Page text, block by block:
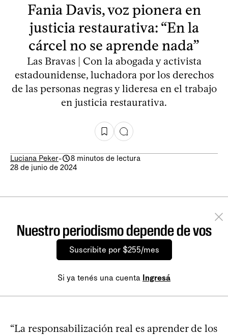
Fania Davis, voz pionera en
justicia restaurativa: “En la
cárcel no se aprende nada”
Las Bravas | Con la abogada y activista
estadounidense, luchadora por los derechos
de las personas negras y lideresa en el trabajo
en justicia restaurativa.
Luciana Peker-
8 minutos de lectura
28 de junio de 2024
Nuestro periodismo depende de vos
Suscribite por $255/mes
Si ya tenés una cuenta Ingresá
“La responsabilización real es aprender de los